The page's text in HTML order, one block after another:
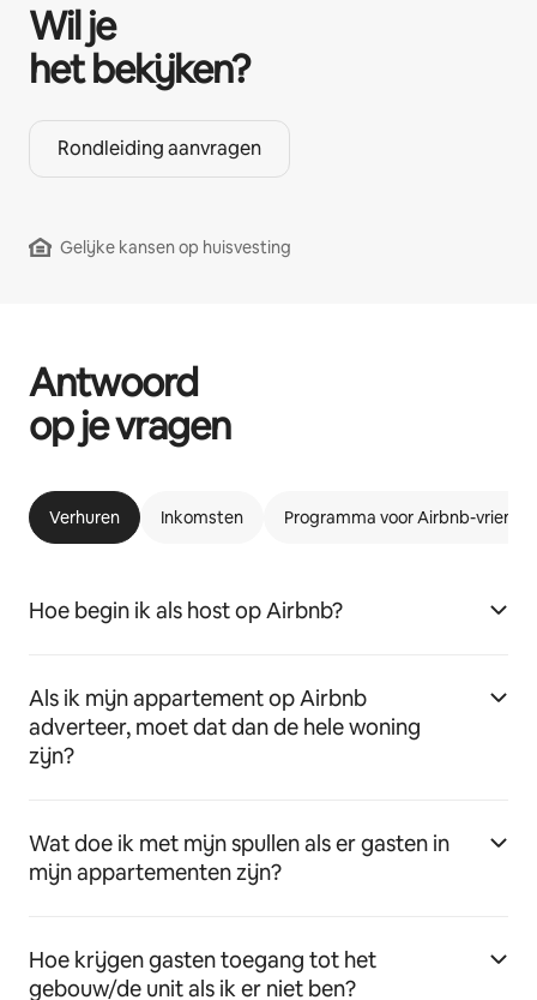
Wil je
het bekijken?
Rondleiding aanvragen
Gelijke kansen op huisvesting
Antwoord
op je vragen
Verhuren Inkomsten Programma voor Airbnb-
Hoe begin ik als host op Airbnb?
Als ik mijn appartement op Airbnb
adverteer, moet dat dan de hele woning
zijn?
Wat doe ik met mijn spullen als er gasten in
mijn appartementen zijn?
Hoe krijgen gasten toegang tot het
gebouw/de unit als ik er niet ben?